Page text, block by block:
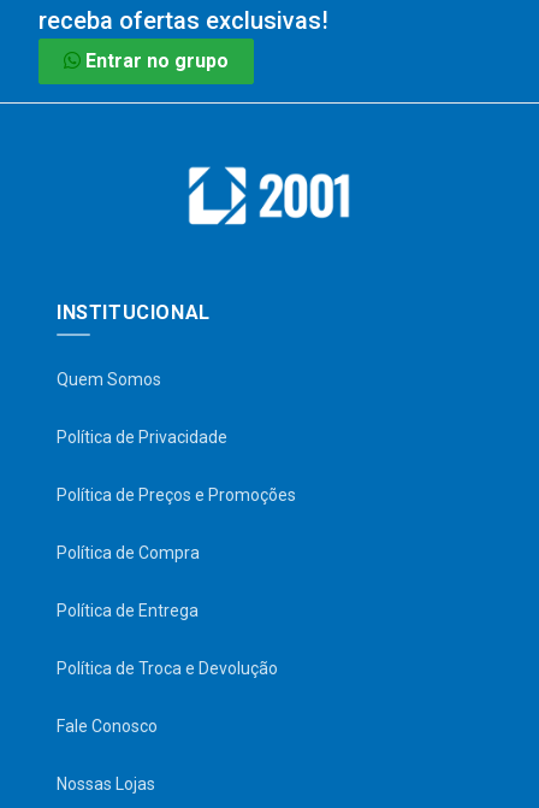
receba ofertas exclusivas!
Entrar no grupo
INSTITUCIONAL
Quem Somos
Política de Privacidade
Política de Preços e Promoções
Política de Compra
Política de Entrega
Política de Troca e Devolução
Fale Conosco
Nossas Lojas